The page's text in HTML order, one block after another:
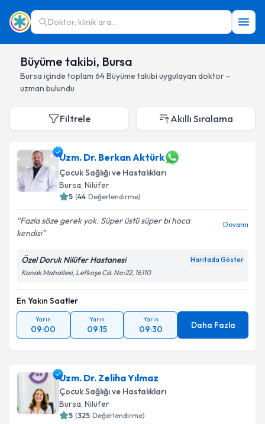
Doktor, klinik ara...
Büyüme takibi, Bursa
Bursa içinde toplam 64Büyüme takibi uygulayan doktor -
uzman bulundu
Filtrele Akıllı Sıralama
Uzm. Dr. Berkan Aktürk
Çocuk Sağlığı ve Hastalıkları
Bursa, Nilüfer
5 (44 Değerlendirme)
Fazla söze gerek yok. Süper üstü süper bi hoca
kendisi
Devamı
Özel Doruk Nilüfer Hastanesi Haritada Göster
Konak Mahallesi, Lefkoşe Cd. No:22, 16110
En Yakın Saatler
Yarın
09:00
Yarın
09:15
Yarın
09:30 Daha Fazla
Uzm. Dr. Zeliha Yılmaz
Çocuk Sağlığı ve Hastalıkları
Bursa, Nilüfer
5 (325 Değerlendirme)